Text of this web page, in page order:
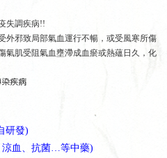
失調疾病!!
外邪致局部氣血運行不暢，或受風寒所傷
氣肌受阻氣血壅滯成血瘀或熱蘊日久，化
疾病
研發)
涼血、抗菌…等中藥)